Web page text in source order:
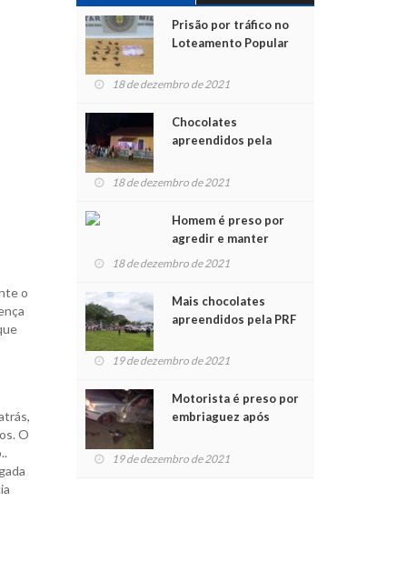
o
O
Prisão por tráfico no
Loteamento Popular
18 de dezembro de 2021
Chocolates
apreendidos pela
para crianças na
18 de dezembro de 2021
Homem é preso por
agredir e manter
mulher em cárcere
18 de dezembro de 2021
Mais chocolates
apreendidos pela PRF
crianças no Natal
19 de dezembro de 2021
Motorista é preso por
embriaguez após
feridos
19 de dezembro de 2021